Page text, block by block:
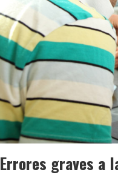
Errores graves a